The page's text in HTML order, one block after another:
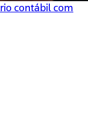
contábil com